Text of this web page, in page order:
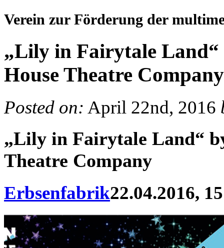
Verein zur Förderung der
„Lily in Fairytale Land“
House Theatre Company
Posted on: April 22nd, 2016
„Lily in Fairytale Land“
Theatre Company
Erbsenfabrik22.04.2016,